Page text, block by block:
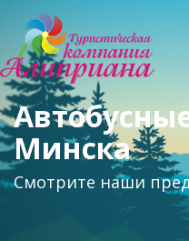
Минска
Смотрите наши
Главная
Автобусные туры
Туристам